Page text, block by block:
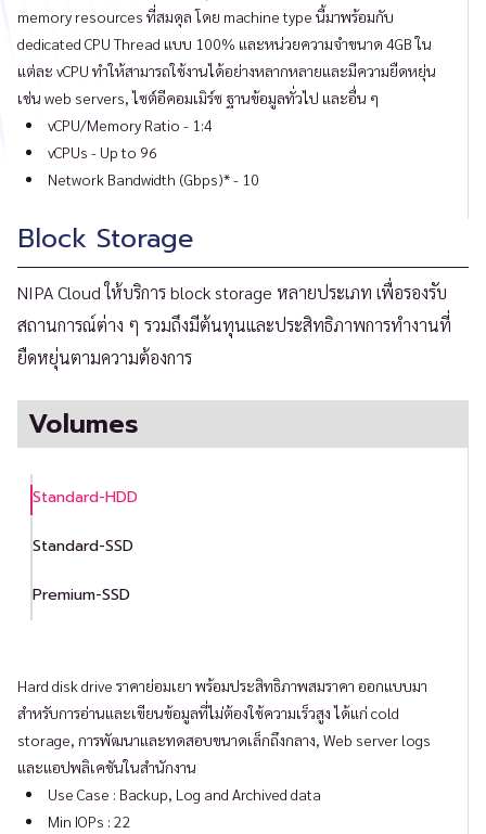
memory resources ที่สมดุล โดย machine type นี้มาพร้อมกับ
dedicated CPU Thread แบบ 100% และหน่วยความจำขนาด 4GB ใน
แต่ละ vCPU ทำให้สามารถใช้งานได้อย่างหลากหลายและมีความยืดหยุ่น
เช่น web servers, ไซต์อีคอมเมิร์ซ ฐานข้อมูลทั่วไป และอื่น ๆ
vCPU/Memory Ratio - 1:4
vCPUs - Up to 96
Network Bandwidth (Gbps)* - 10
Block Storage
NIPA Cloud ให้บริการ block storage หลายประเภท เพื่อรองรับ
สถานการณ์ต่าง ๆ รวมถึงมีต้นทุนและประสิทธิภาพการทำงานที่
ยืดหยุ่นตามความต้องการ
Volumes
Standard-HDD
Standard-SSD
Premium-SSD
Hard disk drive ราคาย่อมเยา พร้อมประสิทธิภาพสมราคา ออกแบบมา
สำหรับการอ่านและเขียนข้อมูลที่ไม่ต้องใช้ความเร็วสูง ได้แก่ cold
storage, การพัฒนาและทดสอบขนาดเล็กถึงกลาง, Web server logs
และแอปพลิเคชันในสำนักงาน
Use Case : Backup, Log and Archived data
Min IOPs : 22